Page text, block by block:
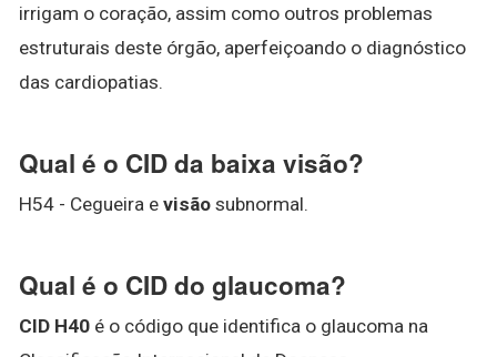
irrigam o coração, assim como outros problemas
estruturais deste órgão, aperfeiçoando o diagnóstico
das cardiopatias.
Qual é o CID da baixa visão?
H54 - Cegueira e visão subnormal.
Qual é o CID do glaucoma?
CID H40 é o código que identifica o glaucoma na